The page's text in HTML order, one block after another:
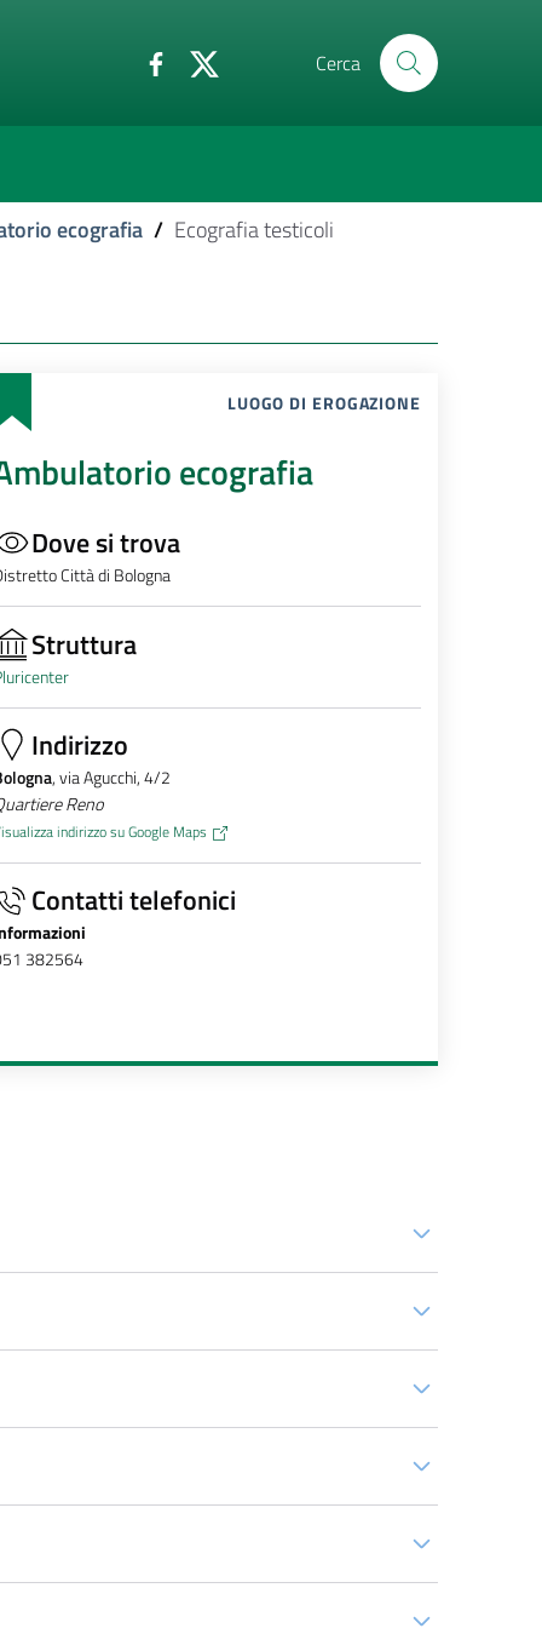
Cerca
ecografia / Ecografia testicoli
LUOGO DI EROGAZIONE
ecografia
Dove si trova
Città di Bologna
Struttura
Indirizzo
, via Agucchi, 4/2
Reno
indirizzo su Google Maps
Contatti telefonici
382564